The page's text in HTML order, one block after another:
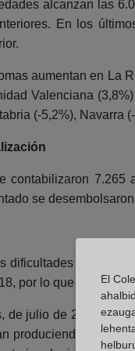
alcanzan las
En los
aumentan en La
Valenciana
(-5,2%), Navarra
contabilizaron
se
dificultades
por lo que se
de julio de 2018 a
produciendo desde
El